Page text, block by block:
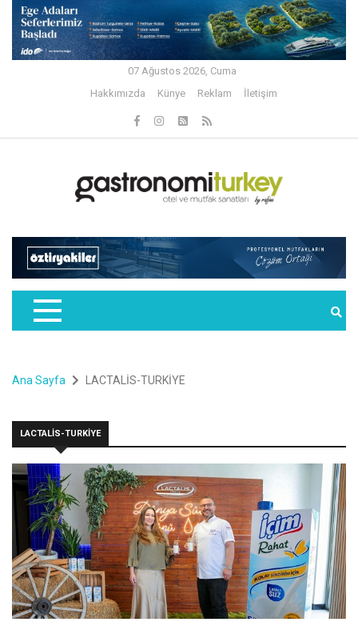
07 Ağustos 2026, Cuma
Hakkımızda
Künye Reklam İletişim
Ana Sayfa LACTALİS-TURKİYE
LACTALİS-TURKİYE